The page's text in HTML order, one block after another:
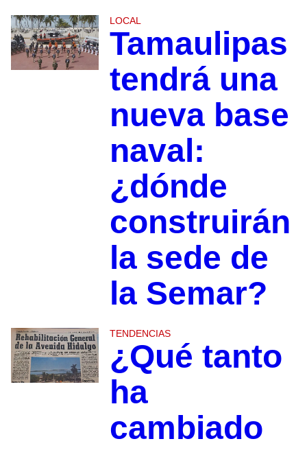
LOCAL
Tamaulipas
tendrá una
nueva base
naval:
¿dónde
construirán
la sede de
la Semar?
TENDENCIAS
¿Qué tanto
ha
cambiado